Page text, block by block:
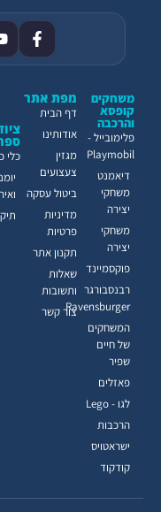
כלי
משחקים
קופסא
והרכבה
פלימובייל -
Playmobil
דיאמנט
משחקי
יצירה
משחקי
יצירה
פוקסמיינד
רבנסבורגר
Ravensburger
המשחקים
של חיים
שפיר
פאזלים
לגו - Lego
הרכבות
ישראטויס
קודקוד
מפת אתר
דף הבית
אודותינו
מגזין
צעצועים
ביטול עסקה
מדיניות
פרטיות
תקנון אתר
שאלות
ותשובות
צור קשר